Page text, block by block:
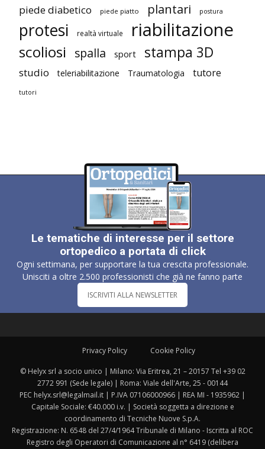
piede diabetico piede piatto plantari postura
protesi realtà virtuale riabilitazione
scoliosi spalla sport stampa 3D
studio teleriabilitazione Traumatologia tutore
tutori
Le tematiche di interesse per il settore
ortopedico a portata di click
Ogni settimana, per supportare la tua crescita professionale.
Unisciti a oltre 2.500 professionisti che già ne fanno parte
ISCRIVITI ALLA NEWSLETTER
Privacy Policy Cookie Policy
© Helyx srl a socio unico | Milano: Via Eritrea, 21 – 20157 Tel +39 02
2772 991 (Sede legale) | Roma: Viale dell'Arte, 25 - 00144
PEC helyx.srl@legalmail.it | P.IVA 07106000966 | REA MI - 1935962 |
Capitale Sociale: €40.000 i.v. | Società soggetta a direzione e
coordinamento di Tecniche Nuove S.p.A.
Registrazione: N. 6548 del 27/4/1964 Tribunale di Milano - Iscritta al ROC
Registro degli Operatori di Comunicazione al n° 6419 (delibera